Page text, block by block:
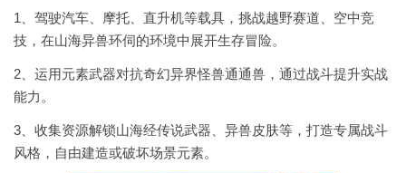
1、驾驶汽车、摩托、直升机等载具，挑战越野赛道、空中竞
技，在山海异兽环伺的环境中展开生存冒险。
2、运用元素武器对抗奇幻异界怪兽通通兽，通过战斗提升实战
能力。
3、收集资源解锁山海经传说武器、异兽皮肤等，打造专属战斗
风格，自由建造或破坏场景元素。